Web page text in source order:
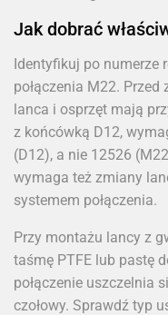
Jak dobrać
Identyfikuj po numerze
połączenia M22.
lanca i osprzęt mają
z końcówką D12,
(D12), a nie 12526
wymaga też zmiany
systemem połączenia.
Przy montażu lancy z
taśmę PTFE lub pastę
połączenie uszczelnia
czołowy. Sprawdź typ